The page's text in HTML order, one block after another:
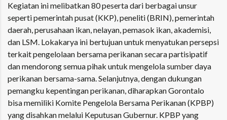
Kegiatan ini melibatkan 80 peserta dari berbagai unsur
seperti pemerintah pusat (KKP), peneliti (BRIN), pemerintah
daerah, perusahaan ikan, nelayan, pemasok ikan, akademisi,
dan LSM. Lokakarya ini bertujuan untuk menyatukan persepsi
terkait pengelolaan bersama perikanan secara partisipatif
dan mendorong semua pihak untuk mengelola sumber daya
perikanan bersama-sama. Selanjutnya, dengan dukungan
pemangku kepentingan perikanan, diharapkan Gorontalo
bisa memiliki Komite Pengelola Bersama Perikanan (KPBP)
yang disahkan melalui Keputusan Gubernur. KPBP yang